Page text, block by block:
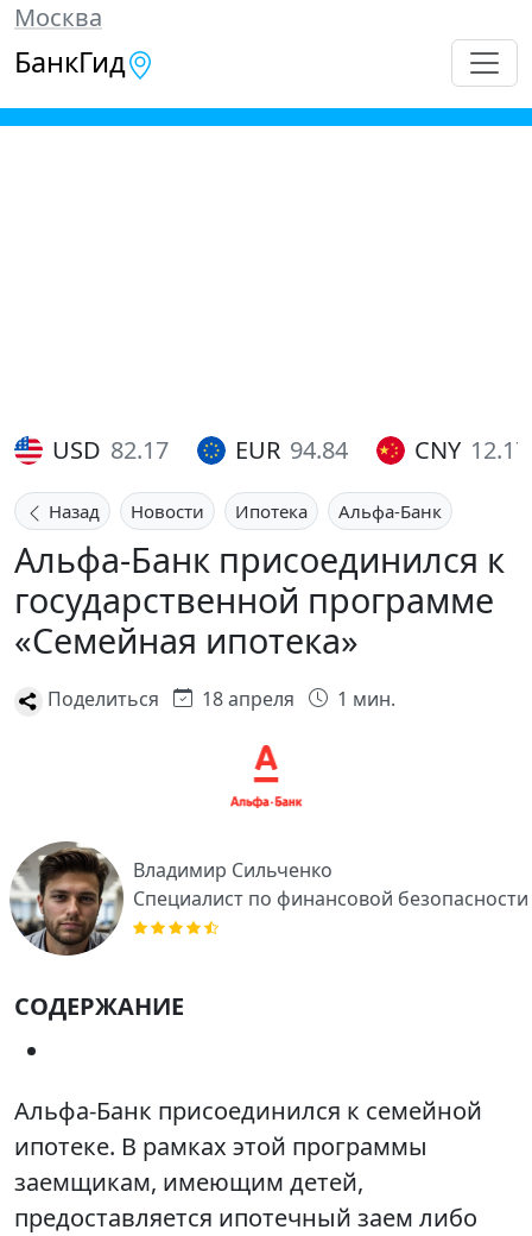
Москва
БанкГид
USD 82.17 EUR 94.84 CNY 12.17
Назад Новости Ипотека Альфа-Банк
Альфа-Банк присоединился к
государственной программе
«Семейная ипотека»
Поделиться 18 апреля 1 мин.
Владимир Сильченко
Специалист по финансовой безопасности
СОДЕРЖАНИЕ
Альфа-Банк присоединился к семейной
ипотеке. В рамках этой программы
заемщикам, имеющим детей,
предоставляется ипотечный заем либо